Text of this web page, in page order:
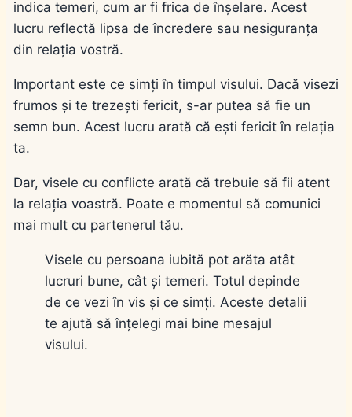
indica temeri, cum ar fi frica de înșelare. Acest
lucru reflectă lipsa de încredere sau nesiguranța
din relația vostră.
Important este ce simți în timpul visului. Dacă visezi
frumos și te trezești fericit, s-ar putea să fie un
semn bun. Acest lucru arată că ești fericit în relația
ta.
Dar, visele cu conflicte arată că trebuie să fii atent
la relația voastră. Poate e momentul să comunici
mai mult cu partenerul tău.
Visele cu persoana iubită pot arăta atât
lucruri bune, cât și temeri. Totul depinde
de ce vezi în vis și ce simți. Aceste detalii
te ajută să înțelegi mai bine mesajul
visului.